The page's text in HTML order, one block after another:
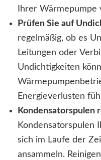
Ihrer Wärmepumpe
Prüfen Sie auf
regelmäßig, ob es
Leitungen oder
Undichtigkeiten
Energieverlusten
Kondensatorspulen
Kondensatorspulen
sich im Laufe der
ansammeln.